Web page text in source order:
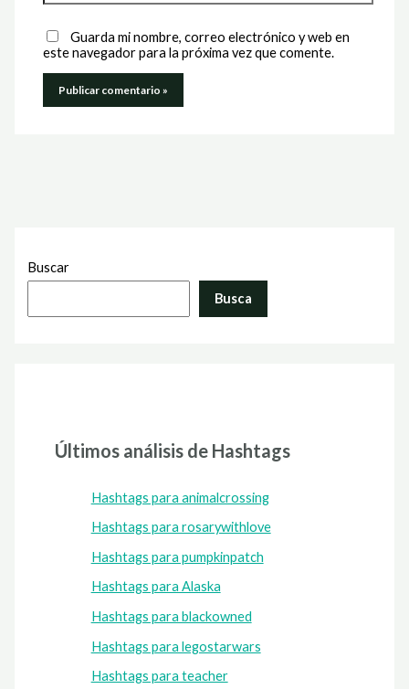
Guarda mi nombre, correo electrónico y web en
este navegador para la próxima vez que comente.
Buscar
Busca
Últimos análisis de Hashtags
Hashtags para animalcrossing
Hashtags para rosarywithlove
Hashtags para pumpkinpatch
Hashtags para Alaska
Hashtags para blackowned
Hashtags para legostarwars
Hashtags para teacher